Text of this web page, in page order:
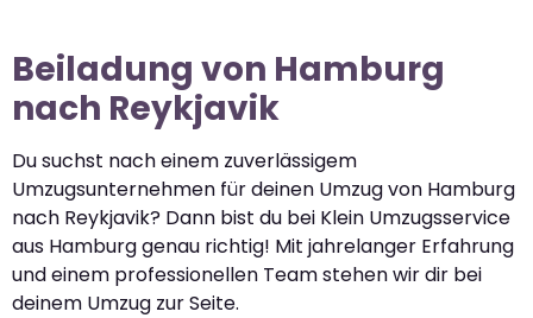
Beiladung von Hamburg
nach Reykjavik
Du suchst nach einem zuverlässigem
Umzugsunternehmen für deinen Umzug von Hamburg
nach Reykjavik? Dann bist du bei Klein Umzugsservice
aus Hamburg genau richtig! Mit jahrelanger Erfahrung
und einem professionellen Team stehen wir dir bei
deinem Umzug zur Seite.